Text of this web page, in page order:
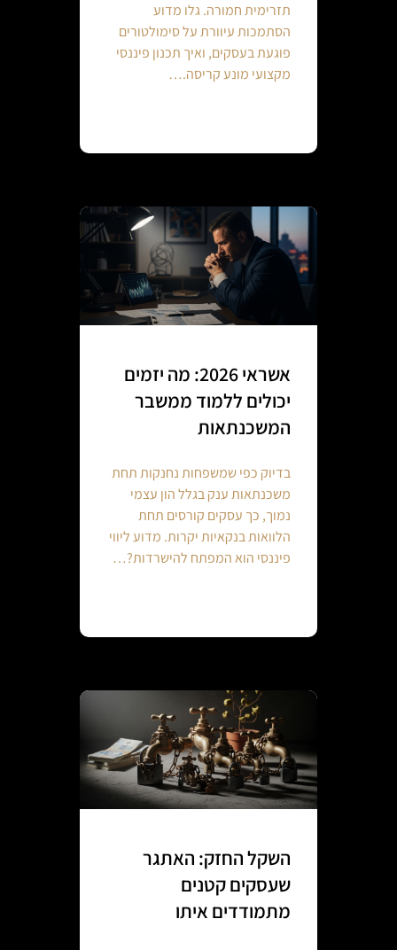
תזרימית חמורה. גלו מדוע
הסתמכות עיוורת על סימולטורים
פוגעת בעסקים, ואיך תכנון פיננסי
מקצועי מונע קריסה.…
אשראי 2026: מה יזמים
יכולים ללמוד ממשבר
המשכנתאות
בדיוק כפי שמשפחות נחנקות תחת
משכנתאות ענק בגלל הון עצמי
נמוך, כך עסקים קורסים תחת
הלוואות בנקאיות יקרות. מדוע ליווי
פיננסי הוא המפתח להישרדות?…
השקל החזק: האתגר
שעסקים קטנים
מתמודדים איתו